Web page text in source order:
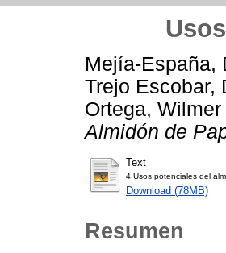
Mejía-España,
Trejo Escobar,
Ortega, Wilmer
Almidón de
Text
4 Usos potenciales del
Download (78MB)
Resumen